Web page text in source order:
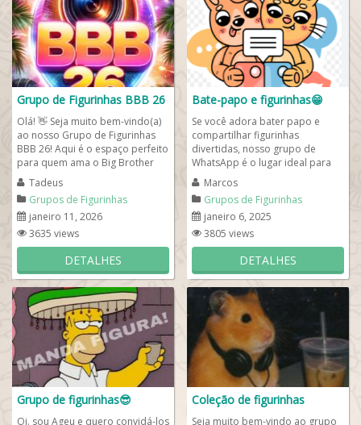
Grupo de Figurinhas BBB 26
Olá! 👋 Seja muito bem-vindo(a)
ao nosso Grupo de Figurinhas
BBB 26! Aqui é o espaço perfeito
para quem ama o Big Brother
Brasil e não perde nenhum...
Tadeus
Grupos de Figurinhas
janeiro 11, 2026
3635 views
DETALHES
Bate-papo e figurinhas😁
Se você adora bater papo e
compartilhar figurinhas
divertidas, nosso grupo de
WhatsApp é o lugar ideal para
você! Aqui, a conversa rola solta,
com muita...
Marcos
Grupos de Figurinhas
janeiro 6, 2025
3805 views
DETALHES
Grupo de figurinhas😎
Oi. sou Ageu e quero convidá-los
Coleção de figurinhas
Seja muito bem-vindo ao grupo